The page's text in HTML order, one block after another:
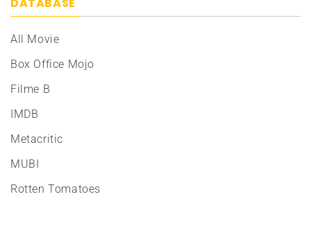
DATABASE
All Movie
Box Office Mojo
Filme B
IMDB
Metacritic
MUBI
Rotten Tomatoes